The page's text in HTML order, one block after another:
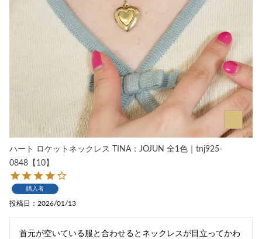
ハート ロケットネックレス TINA：JOJUN 全1色｜tnj925-
0848【10】
購入者
投稿日 2026/01/13
首元が空いている服と合わせるとネックレスが目立ってかわ